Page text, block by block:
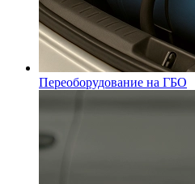
Переоборудование на ГБО